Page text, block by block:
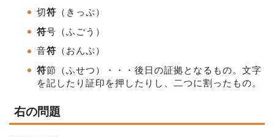
切符 （きっぷ）
符号（ふごう）
音符 （おんぷ）
符節
（ふせつ）・・・後日の証拠となるもの。文字
を記したり証印を押したりし、二つに割ったもの。
右の問題